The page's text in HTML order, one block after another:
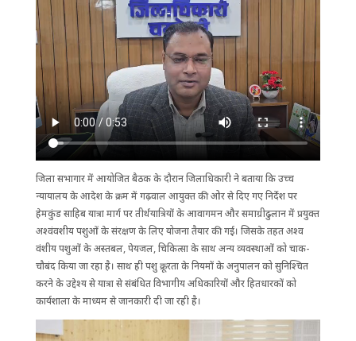
जिला सभागार में आयोजित बैठक के दौरान जिलाधिकारी ने बताया कि उच्च
न्यायालय के आदेश के क्रम में गढ़वाल आयुक्त की ओर से दिए गए निर्देश पर
हेमकुंड साहिब यात्रा मार्ग पर तीर्थयात्रियों के आवागमन और समाग्रीढुलान में प्रयुक्त
अश्वंवशीय पशुओं के संरक्षण के लिए योजना तैयार की गई। जिसके तहत अश्व
वंशीय पशुओं के अस्तबल, पेयजल, चिकित्सा के साथ अन्य व्यवस्थाओं को चाक-
चौबंद किया जा रहा है। साथ ही पशु क्रूरता के नियमों के अनुपालन को सुनिश्चित
करने के उद्देश्य से यात्रा से संबंधित विभागीय अधिकारियों और हितधारकों को
कार्यशाला के माध्यम से जानकारी दी जा रही है।